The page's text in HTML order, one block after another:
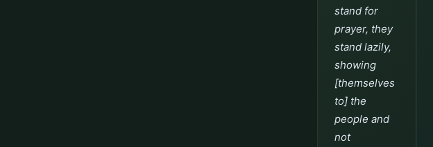
stand for
prayer, they
stand lazily,
showing
[themselves
to] the
people and
not